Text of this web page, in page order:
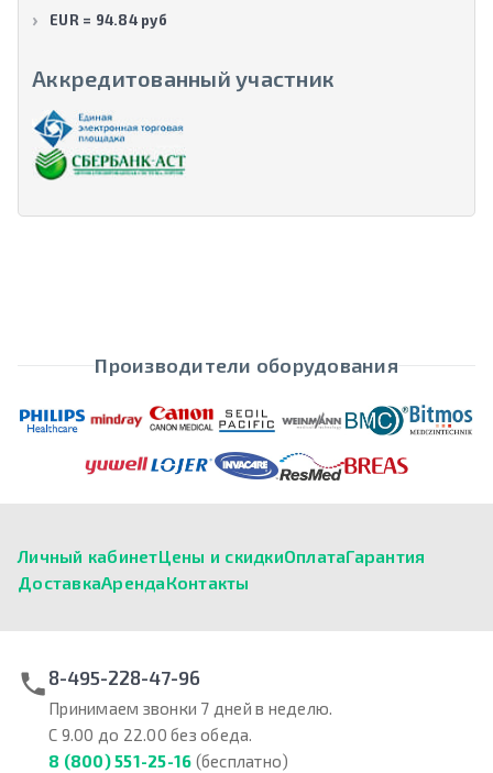
EUR = 94.84 руб
Аккредитованный участник
Производители оборудования
Личный кабинетЦены и скидкиОплатаГарантия
ДоставкаАрендаКонтакты
8-495-228-47-96
Принимаем звонки 7 дней в неделю.
С 9.00 до 22.00 без обеда.
8 (800) 551-25-16 (бесплатно)